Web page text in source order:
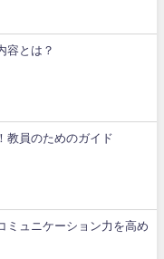
容とは？
教員のためのガイド
ミュニケーション力を高め